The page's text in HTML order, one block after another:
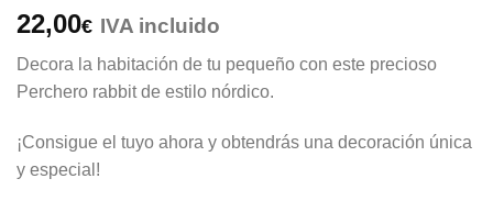
22,00€ IVA incluido
Decora la habitación de tu pequeño con este precioso
Perchero rabbit de estilo nórdico.
¡Consigue el tuyo ahora y obtendrás una decoración única
y especial!